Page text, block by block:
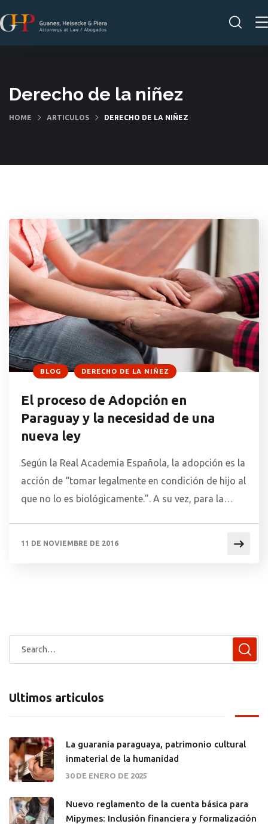
Derecho de la niñez
HOME ARTICULOS DERECHO DE LA NIÑEZ
BLOG DERECHO DE LA NIÑEZ
El proceso de Adopción en
Paraguay y la necesidad de una
nueva ley
Según la Real Academia Española, la adopción es la
acción de “tomar legalmente en condición de hijo al
que no lo es biológicamente.”. A su vez, para la
11 DE NOVIEMBRE DE 2016
Ultimos articulos
La guarania paraguaya, patrimonio cultural
inmaterial de la humanidad
30 DE ENERO DE 2025
Nuevo reglamento de la cuenta básica para
Mipymes: Inclusión financiera y formalización